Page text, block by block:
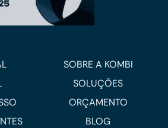
SOBRE A KOMBI
SOLUÇÕES
ORÇAMENTO
BLOG